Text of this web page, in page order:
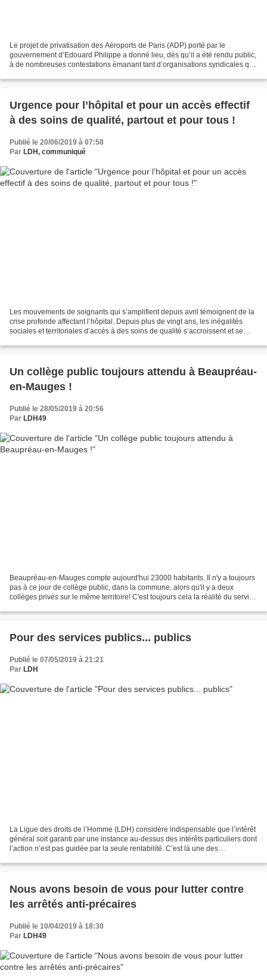
Le projet de privatisation des Aéroports de Paris (ADP) porté par le
gouvernement d’Edouard Philippe a donné lieu, dès qu’il a été rendu public,
à de nombreuses contestations émanant tant d’organisations syndicales que
Urgence pour l’hôpital et pour un accès effectif
à des soins de qualité, partout et pour tous !
Publié le 20/06/2019 à 07:58
Par LDH, communiqué
Les mouvements de soignants qui s’amplifient depuis avril témoignent de la
crise profonde affectant l’hôpital. Depuis plus de vingt ans, les inégalités
sociales et territoriales d’accès à des soins de qualité s’accroissent et se
Un collège public toujours attendu à Beaupréau-
en-Mauges !
Publié le 28/05/2019 à 20:56
Par LDH49
Beaupréau-en-Mauges compte aujourd'hui 23000 habitants. Il n'y a toujours
pas à ce jour de collège public, dans la commune, alors qu'il y a deux
collèges privés sur le même territoire! C'est toujours cela la réalité du service
Pour des services publics... publics
Publié le 07/05/2019 à 21:21
Par LDH
La Ligue des droits de l’Homme (LDH) considère indispensable que l’intérêt
général soit garanti par une instance au-dessus des intérêts particuliers dont
l’action n’est pas guidée par la seule rentabilité. C’est là une des
Nous avons besoin de vous pour lutter contre
les arrêtés anti-précaires
Publié le 10/04/2019 à 18:30
Par LDH49